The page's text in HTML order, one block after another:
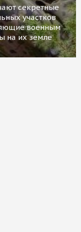
секретные
участков
военным
на их земле